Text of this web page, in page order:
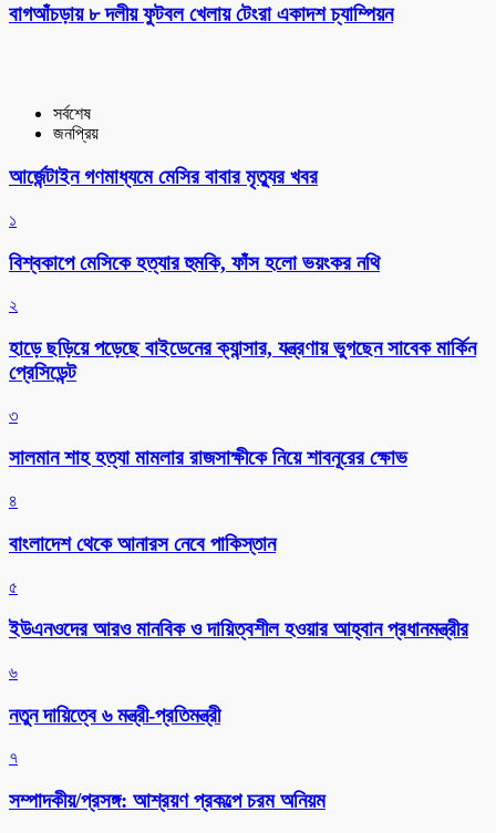
বাগআঁচড়ায় ৮ দলীয় ফুটবল খেলায় টেংরা একাদশ চ্যাম্পিয়ন
সর্বশেষ
জনপ্রিয়
আর্জেন্টাইন গণমাধ্যমে মেসির বাবার মৃত্যুর খবর
১
বিশ্বকাপে মেসিকে হত্যার হুমকি, ফাঁস হলো ভয়ংকর নথি
২
হাড়ে ছড়িয়ে পড়েছে বাইডেনের ক্যান্সার, যন্ত্রণায় ভুগছেন সাবেক মার্কিন
প্রেসিডেন্ট
৩
সালমান শাহ হত্যা মামলার রাজসাক্ষীকে নিয়ে শাবনূরের ক্ষোভ
৪
বাংলাদেশ থেকে আনারস নেবে পাকিস্তান
৫
ইউএনওদের আরও মানবিক ও দায়িত্বশীল হওয়ার আহ্বান প্রধানমন্ত্রীর
৬
নতুন দায়িত্বে ৬ মন্ত্রী-প্রতিমন্ত্রী
৭
সম্পাদকীয়/প্রসঙ্গ: আশ্রয়ণ প্রকল্পে চরম অনিয়ম